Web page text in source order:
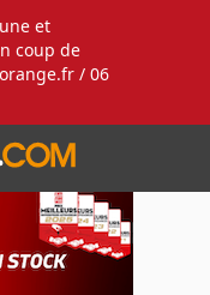
et
coup de
/ 06